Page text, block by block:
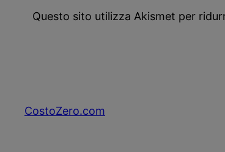
Questo sito utilizza Akismet per
CostoZero.com